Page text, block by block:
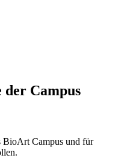
der Campus
BioArt Campus und für